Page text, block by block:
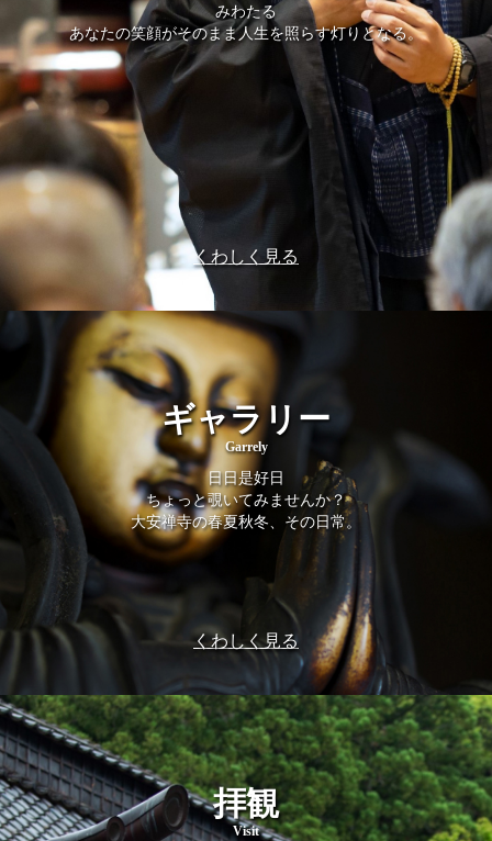
みわたる
あなたの笑顔がそのまま人生を照らす灯りとなる。
くわしく見る
ギャラリー
Garrely
日日是好日
ちょっと覗いてみませんか？
大安禅寺の春夏秋冬、その日常。
くわしく見る
拝観
Visit